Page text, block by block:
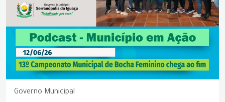
Governo Municipal